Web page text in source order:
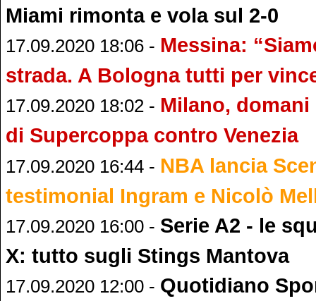
Miami rimonta e vola sul 2-0
17.09.2020 18:06 - Messina:
strada. A Bologna tutti per
17.09.2020 18:02 - Milano,
di Supercoppa contro Venezia
17.09.2020 16:44 - NBA lancia
testimonial Ingram e Nicolò
17.09.2020 16:00 - Serie A2 - le
X: tutto sugli Stings Mantova
17.09.2020 12:00 - Quotidiano